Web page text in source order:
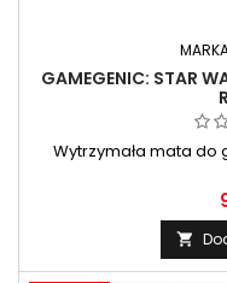
GAMEGENIC: STAR
Wytrzymała mata do
